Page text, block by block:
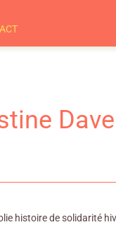
histoire de solidarité